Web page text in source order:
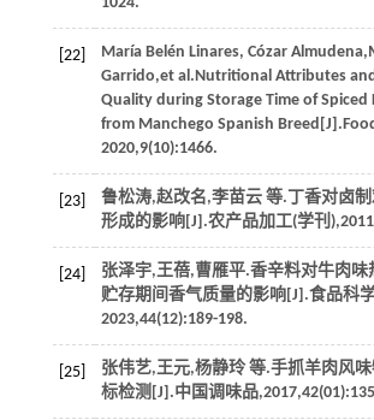
[22] María Belén Linares, Cózar Almudena
Garrido,et al.Nutritional Attributes
Quality during Storage Time of Spiced
from Manchego Spanish Breed[J].
2020,9(10):1466.
[23] 鲁松涛,赵改名,李苗云 等.丁香对卤
形成的影响[J].农产品加工(学刊),2011
[24]
张泽宇,王蓓,曹雁平.香辛料对牛肉味
贮存期间香气质量的影响[J].食品科
2023,44(12):189-198.
[25] 张伟艺,王元,杨静玲 等.手抓羊肉风
标检测[J].中国调味品,2017,42